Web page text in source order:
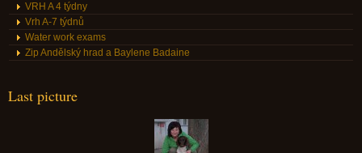
VRH A 4 týdny
Vrh A-7 týdnů
Water work exams
Zip Andělský hrad a Baylene Badaine
Last picture